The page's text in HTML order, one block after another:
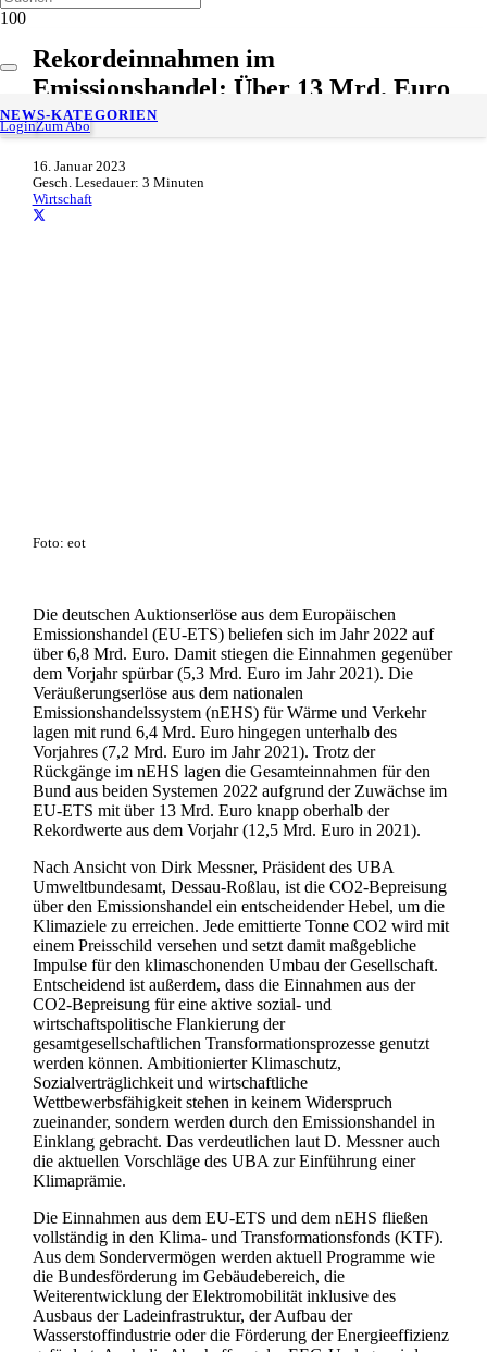
LoginZum Abo
NEWS-KATEGORIEN
Rekordeinnahmen im
Emissionshandel: Über 13 Mrd. Euro
für den Klimaschutz
16. Januar 2023
Gesch. Lesedauer: 3 Minuten
Wirtschaft
Foto: eot
Die deutschen Auktionserlöse aus dem Europäischen
Emissionshandel (EU-ETS) beliefen sich im Jahr 2022 auf
über 6,8 Mrd. Euro. Damit stiegen die Einnahmen gegenüber
dem Vorjahr spürbar (5,3 Mrd. Euro im Jahr 2021). Die
Veräußerungserlöse aus dem nationalen
Emissionshandelssystem (nEHS) für Wärme und Verkehr
lagen mit rund 6,4 Mrd. Euro hingegen unterhalb des
Vorjahres (7,2 Mrd. Euro im Jahr 2021). Trotz der
Rückgänge im nEHS lagen die Gesamteinnahmen für den
Bund aus beiden Systemen 2022 aufgrund der Zuwächse im
EU-ETS mit über 13 Mrd. Euro knapp oberhalb der
Rekordwerte aus dem Vorjahr (12,5 Mrd. Euro in 2021).
Nach Ansicht von Dirk Messner, Präsident des UBA
Umweltbundesamt, Dessau-Roßlau, ist die CO2-Bepreisung
über den Emissionshandel ein entscheidender Hebel, um die
Klimaziele zu erreichen. Jede emittierte Tonne CO2 wird mit
einem Preisschild versehen und setzt damit maßgebliche
Impulse für den klimaschonenden Umbau der Gesellschaft.
Entscheidend ist außerdem, dass die Einnahmen aus der
CO2-Bepreisung für eine aktive sozial- und
wirtschaftspolitische Flankierung der
gesamtgesellschaftlichen Transformationsprozesse genutzt
werden können. Ambitionierter Klimaschutz,
Sozialverträglichkeit und wirtschaftliche
Wettbewerbsfähigkeit stehen in keinem Widerspruch
zueinander, sondern werden durch den Emissionshandel in
Einklang gebracht. Das verdeutlichen laut D. Messner auch
die aktuellen Vorschläge des UBA zur Einführung einer
Klimaprämie.
Die Einnahmen aus dem EU-ETS und dem nEHS fließen
vollständig in den Klima- und Transformationsfonds (KTF).
Aus dem Sondervermögen werden aktuell Programme wie
die Bundesförderung im Gebäudebereich, die
Weiterentwicklung der Elektromobilität inklusive des
Ausbaus der Ladeinfrastruktur, der Aufbau der
Wasserstoffindustrie oder die Förderung der Energieeffizienz